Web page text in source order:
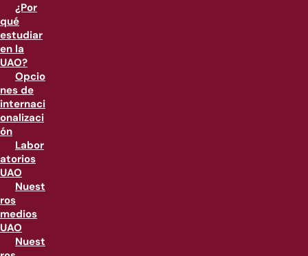
¿Por
qué
estudiar
en la
UAO?
Opcio
nes de
internaci
onalizaci
ón
Labor
atorios
UAO
Nuest
ros
medios
UAO
Nuest